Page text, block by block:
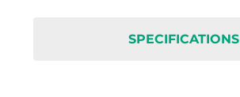
SPECIFICATIONS